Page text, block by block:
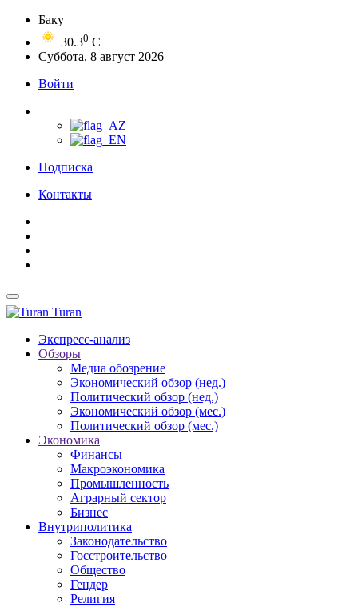
Баку
30.30 C
Суббота, 8 август 2026
Войти
Подписка
Контакты
Turan
Экспресс-анализ
Обзоры
Медиа обозрение
Экономический обзор (нед.)
Политический обзор (нед.)
Экономический обзор (мес.)
Политический обзор (мес.)
Экономика
Финансы
Макроэкономика
Промышленность
Аграрный сектор
Бизнес
Внутриполитика
Законодательство
Госстроительство
Общество
Гендер
Религия